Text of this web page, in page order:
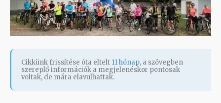
Cikkünk frissítése óta eltelt 11 hónap, a szövegben
szereplő információk a megjelenéskor pontosak
voltak, de mára elavulhattak.